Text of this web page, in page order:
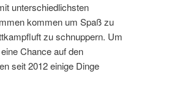
unterschiedlichsten
kommen um Spaß zu
zu schnuppern. Um
Chance auf den
seit 2012 einige Dinge